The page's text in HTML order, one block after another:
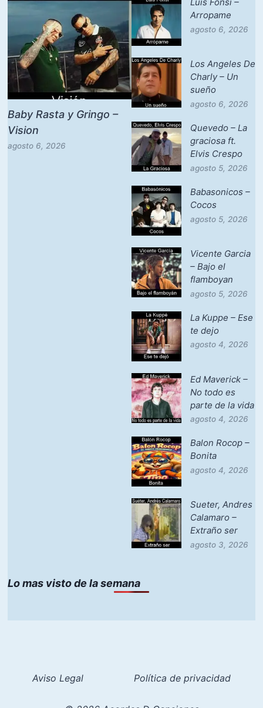
Baby Rasta y Gringo –
Vision
agosto 6, 2026
Luis Fonsi –
Arropame
agosto 6, 2026
Los Angeles De
Charly – Un
sueño
agosto 6, 2026
Quevedo – La
graciosa ft.
Elvis Crespo
agosto 5, 2026
Babasonicos –
Cocos
agosto 5, 2026
Vicente Garcia
– Bajo el
flamboyan
agosto 5, 2026
La Kuppe – Ese
te dejo
agosto 4, 2026
Ed Maverick –
No todo es
parte de la vida
agosto 4, 2026
Balon Rocop –
Bonita
agosto 4, 2026
Sueter, Andres
Calamaro –
Extraño ser
agosto 3, 2026
Lo mas visto de la semana
Aviso Legal Política de privacidad